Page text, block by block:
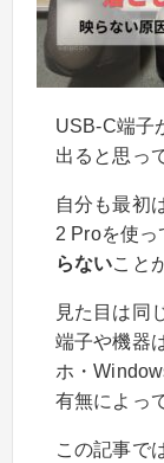
USB-C端子
出ると思っ
自分も最初
2 Proを使っ
らないこと
見た目は同
端子や機器
ホ・
有無によっ
この記事で